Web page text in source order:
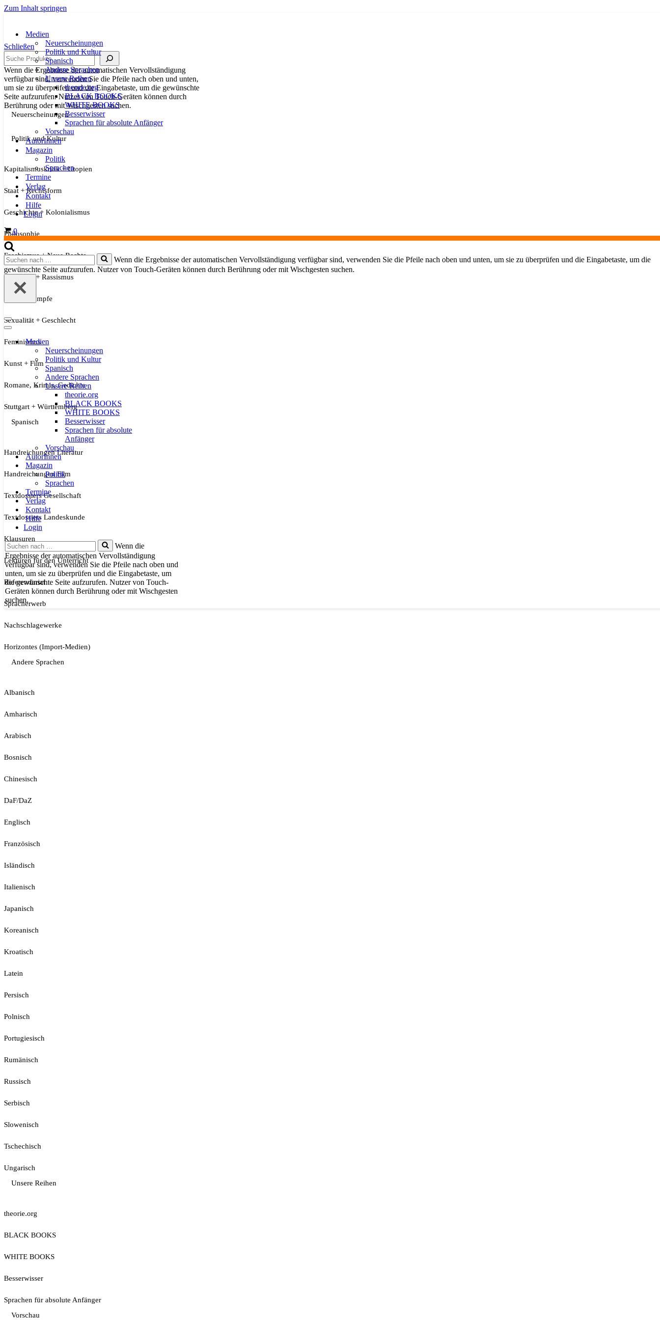
Zum Inhalt springen
Medien
Neuerscheinungen
Politik und Kultur
Spanisch
Andere Sprachen
Unsere Reihen
theorie.org
BLACK BOOKS
WHITE BOOKS
Besserwisser
Sprachen für absolute Anfänger
Vorschau
AutorInnen
Magazin
Politik
Sprachen
Termine
Verlag
Kontakt
Hilfe
Login
Warenkorb
0
Suchen
nach …
Wenn die Ergebnisse der automatischen Vervollständigung verfügbar sind, verwenden Sie die Pfeile nach oben und unten, um sie zu überprüfen und die Eingabetaste, um die
gewünschte Seite aufzurufen. Nutzer von Touch-Geräten können durch Berührung oder mit Wischgesten suchen.
Navigationsmenü
Navigationsmenü
Medien
Neuerscheinungen
Politik und Kultur
Spanisch
Andere Sprachen
Unsere Reihen
theorie.org
BLACK BOOKS
WHITE BOOKS
Besserwisser
Sprachen für absolute
Anfänger
Vorschau
AutorInnen
Magazin
Politik
Sprachen
Termine
Verlag
Kontakt
Hilfe
Login
Suchen
nach …
Wenn die
Ergebnisse der automatischen Vervollständigung
verfügbar sind, verwenden Sie die Pfeile nach oben und
unten, um sie zu überprüfen und die Eingabetaste, um
die gewünschte Seite aufzurufen. Nutzer von Touch-
Geräten können durch Berührung oder mit Wischgesten
suchen.
Schließen
Suche
Wenn die Ergebnisse der automatischen Vervollständigung
verfügbar sind, verwenden Sie die Pfeile nach oben und unten,
um sie zu überprüfen und die Eingabetaste, um die gewünschte
Seite aufzurufen. Nutzer von Touch-Geräten können durch
Berührung oder mit Wischgesten suchen.
Neuerscheinungen
Politik und Kultur
Kapitalismuskritik + Utopien
Staat + Rechtsform
Geschichte + Kolonialismus
Philosophie
Faschismus + Neue Rechte
Migration + Rassismus
Soziale Kämpfe
Sexualität + Geschlecht
Feminismus
Kunst + Film
Romane, Krimis, Gedichte
Stuttgart + Württemberg
Spanisch
Handreichungen Literatur
Handreichungen Film
Textdossiers Gesellschaft
Textdossiers Landeskunde
Klausuren
Lektüren für den Unterricht
Referendariat
Spracherwerb
Nachschlagewerke
Horizontes (Import-Medien)
Andere Sprachen
Albanisch
Amharisch
Arabisch
Bosnisch
Chinesisch
DaF/DaZ
Englisch
Französisch
Isländisch
Italienisch
Japanisch
Koreanisch
Kroatisch
Latein
Persisch
Polnisch
Portugiesisch
Rumänisch
Russisch
Serbisch
Slowenisch
Tschechisch
Ungarisch
Unsere Reihen
theorie.org
BLACK BOOKS
WHITE BOOKS
Besserwisser
Sprachen für absolute Anfänger
Vorschau